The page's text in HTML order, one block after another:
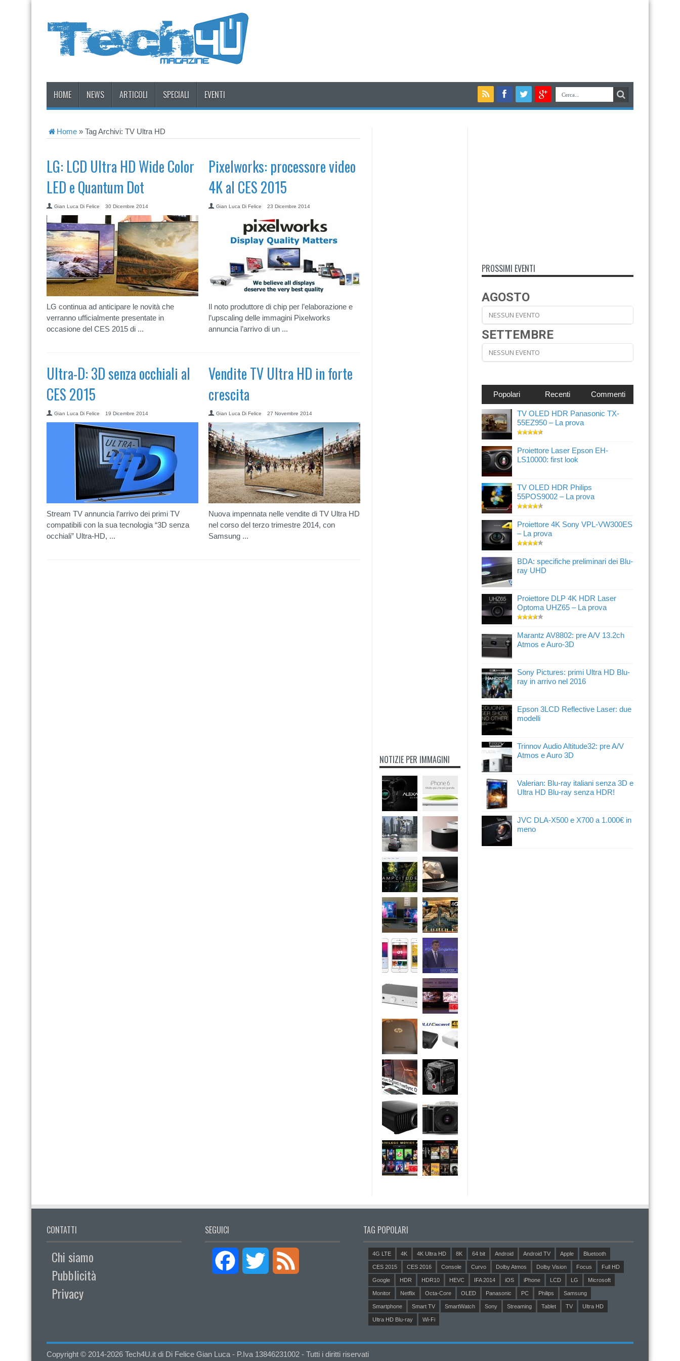
HOME NEWS ARTICOLI SPECIALI EVENTI
Home » Tag Archivi: TV Ultra HD
LG: LCD Ultra HD Wide Color
LED e Quantum Dot
Gian Luca Di Felice 30 Dicembre 2014
LG continua ad anticipare le novità che
verranno ufficialmente presentate in
occasione del CES 2015 di ...
Pixelworks: processore video
4K al CES 2015
Gian Luca Di Felice 23 Dicembre 2014
Il noto produttore di chip per l’elaborazione e
l’upscaling delle immagini Pixelworks
annuncia l’arrivo di un ...
Ultra-D: 3D senza occhiali al
CES 2015
Gian Luca Di Felice 19 Dicembre 2014
Stream TV annuncia l’arrivo dei primi TV
compatibili con la sua tecnologia “3D senza
occhiali” Ultra-HD, ...
Vendite TV Ultra HD in forte
crescita
Gian Luca Di Felice 27 Novembre 2014
Nuova impennata nelle vendite di TV Ultra HD
nel corso del terzo trimestre 2014, con
Samsung ...
NOTIZIE PER IMMAGINI
PROSSIMI EVENTI
AGOSTO
NESSUN EVENTO
SETTEMBRE
NESSUN EVENTO
Popolari Recenti Commenti
TV OLED HDR Panasonic TX-
55EZ950 – La prova
Proiettore Laser Epson EH-
LS10000: first look
TV OLED HDR Philips
55POS9002 – La prova
Proiettore 4K Sony VPL-VW300ES
– La prova
BDA: specifiche preliminari dei Blu-
ray UHD
Proiettore DLP 4K HDR Laser
Optoma UHZ65 – La prova
Marantz AV8802: pre A/V 13.2ch
Atmos e Auro-3D
Sony Pictures: primi Ultra HD Blu-
ray in arrivo nel 2016
Epson 3LCD Reflective Laser: due
modelli
Trinnov Audio Altitude32: pre A/V
Atmos e Auro 3D
Valerian: Blu-ray italiani senza 3D e
Ultra HD Blu-ray senza HDR!
JVC DLA-X500 e X700 a 1.000€ in
meno
CONTATTI
Chi siamo
Pubblicità
Privacy
SEGUICI
Facebook Twitter
TAG POPOLARI
4G LTE 4K 4K Ultra HD 8K 64 bit Android Android TV Apple Bluetooth
CES 2015 CES 2016 Console Curvo Dolby Atmos Dolby Vision Focus Full HD
Google HDR HDR10 HEVC IFA 2014 iOS iPhone LCD LG Microsoft
Monitor Netflix Octa-Core OLED Panasonic PC Philips Samsung
Smartphone Smart TV SmartWatch Sony Streaming Tablet TV Ultra HD
Ultra HD Blu-ray Wi-Fi
Copyright © 2014-2026 Tech4U.it di Di Felice Gian Luca - P.Iva 13846231002 - Tutti i diritti riservati